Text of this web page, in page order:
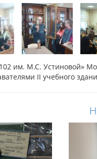
им. М.С. Устиновой»
II учебного